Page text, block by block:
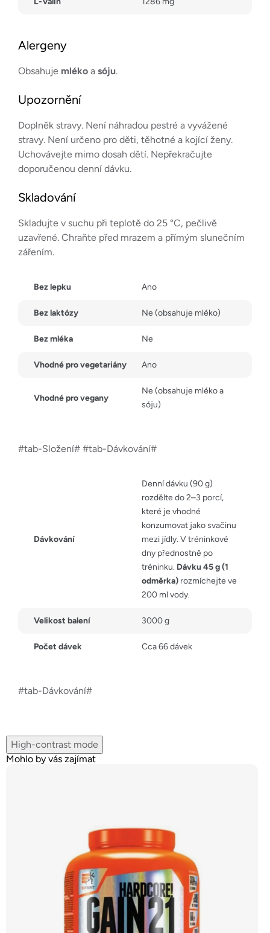
Alergeny
Obsahuje mléko a sóju.
Upozornění
Doplněk stravy. Není náhradou pestré a vyvážené
stravy. Není určeno pro děti, těhotné a kojící ženy.
Uchovávejte mimo dosah dětí. Nepřekračujte
doporučenou denní dávku.
Skladování
Skladujte v suchu při teplotě do 25 °C, pečlivě
uzavřené. Chraňte před mrazem a přímým slunečním
zářením.
Bez lepku Ano
Bez laktózy Ne (obsahuje mléko)
Bez mléka Ne
Vhodné pro vegetariány Ano
Vhodné pro vegany
Ne (obsahuje mléko a
sóju)
#tab-Složení# #tab-Dávkování#
Dávkování
Denní dávku (90 g)
rozdělte do 2–3 porcí,
které je vhodné
konzumovat jako svačinu
mezi jídly. V tréninkové
dny přednostně po
tréninku. Dávku 45 g (1
odměrka) rozmíchejte ve
200 ml vody.
Velikost balení 3000 g
Počet dávek Cca 66 dávek
#tab-Dávkování#
High-contrast mode
Mohlo by vás zajímat